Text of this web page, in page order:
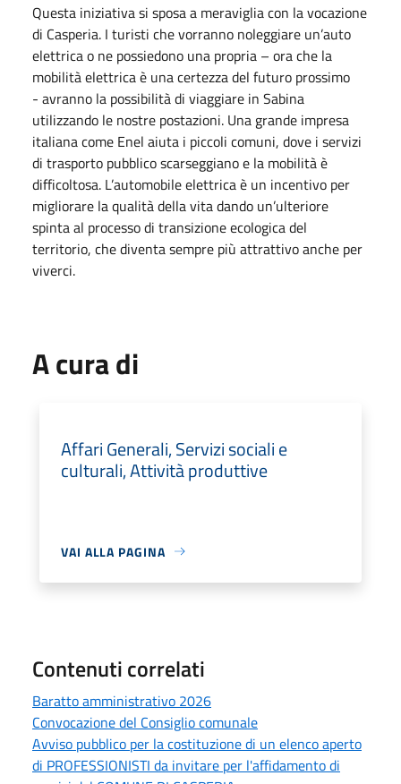
Questa iniziativa si sposa a meraviglia con la vocazione
di Casperia. I turisti che vorranno noleggiare un’auto
elettrica o ne possiedono una propria – ora che la
mobilità elettrica è una certezza del futuro prossimo
- avranno la possibilità di viaggiare in Sabina
utilizzando le nostre postazioni. Una grande impresa
italiana come Enel aiuta i piccoli comuni, dove i servizi
di trasporto pubblico scarseggiano e la mobilità è
difficoltosa. L’automobile elettrica è un incentivo per
migliorare la qualità della vita dando un’ulteriore
spinta al processo di transizione ecologica del
territorio, che diventa sempre più attrattivo anche per
viverci.
A cura di
Affari Generali, Servizi sociali e
culturali, Attività produttive
VAI ALLA PAGINA
Contenuti correlati
Baratto amministrativo 2026
Convocazione del Consiglio comunale
Avviso pubblico per la costituzione di un elenco aperto
di PROFESSIONISTI da invitare per l'affidamento di